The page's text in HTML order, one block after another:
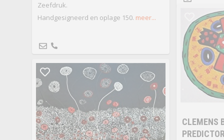
Zeefdruk.
Handgesigneerd en oplage 150. meer...
CLEMENS